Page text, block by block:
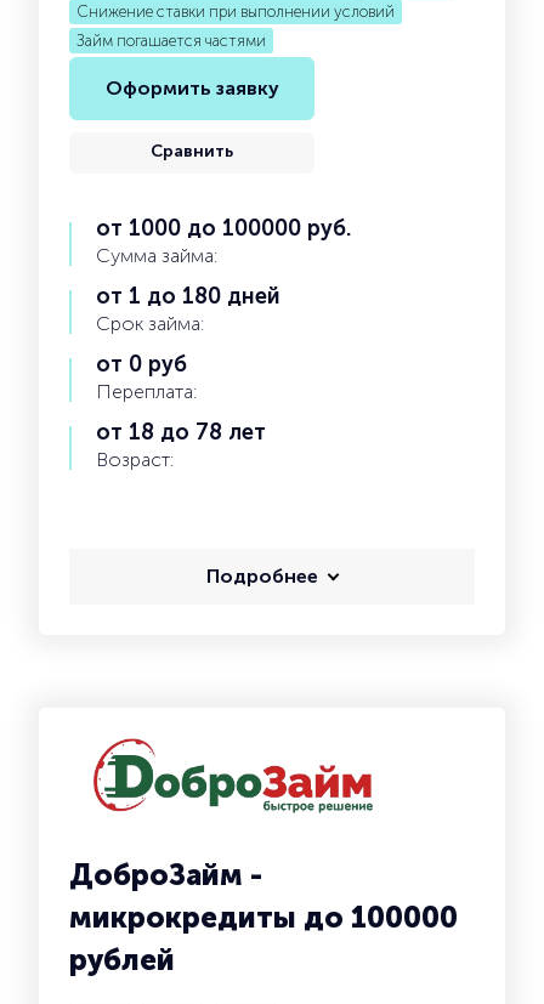
Снижение ставки при выполнении условий
Займ погашается частями
Оформить заявку
Сравнить
от 1000 до 100000 руб.
Сумма займа:
от 1 до 180 дней
Срок займа:
от 0 руб
Переплата:
от 18 до 78 лет
Возраст:
Подробнее
ДоброЗайм -
микрокредиты до 100000
рублей